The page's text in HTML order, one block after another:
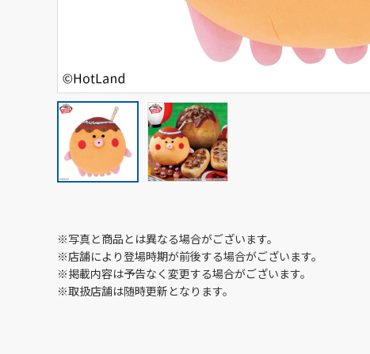
※写真と商品とは異なる場合がございます。
※店舗により登場時期が前後する場合がございます。
※掲載内容は予告なく変更する場合がございます。
※取扱店舗は随時更新となります。